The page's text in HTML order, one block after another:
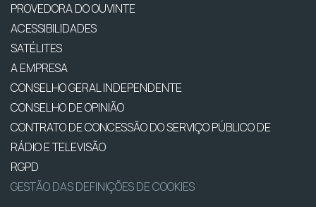
PROVEDORA DO OUVINTE
ACESSIBILIDADES
SATÉLITES
A EMPRESA
CONSELHO GERAL INDEPENDENTE
CONSELHO DE OPINIÃO
CONTRATO DE CONCESSÃO DO SERVIÇO PÚBLICO DE
RÁDIO E TELEVISÃO
RGPD
GESTÃO DAS DEFINIÇÕES DE COOKIES